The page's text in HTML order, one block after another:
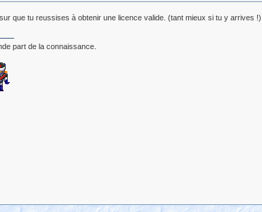
que tu reussises à obtenir une licence valide. (tant mieux si tu y arrives !)
part de la connaissance.